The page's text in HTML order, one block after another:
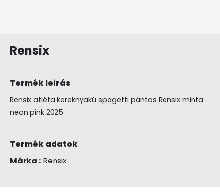
Rensix
Termék leírás
Rensix atléta kereknyakú spagetti pántos Rensix minta
neon pink 2025
Termék adatok
Márka : Rensix